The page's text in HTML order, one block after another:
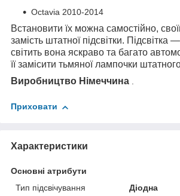
Octavia 2010-2014
Встановити їх можна самостійно,
замість штатної підсвітки. Підсвітка
світить вона яскраво та багато
її замісити тьмяної лампочки
Виробництво Німеччина .
Приховати
Характеристики
Основні атрибути
Тип підсвічування
Діодна